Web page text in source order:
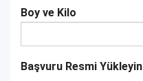
Boy ve Kilo
Başvuru Resmi Yükleyin